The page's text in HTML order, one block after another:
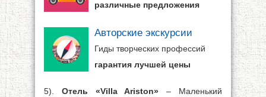
различные предложения
Авторские экскурсии
Гиды творческих профессий
гарантия лучшей цены
5). Отель «Villa Ariston» – Маленький